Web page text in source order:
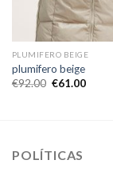
PLUMIFERO BEIGE
plumifero beige
€92.00 €61.00
POLÍTICAS